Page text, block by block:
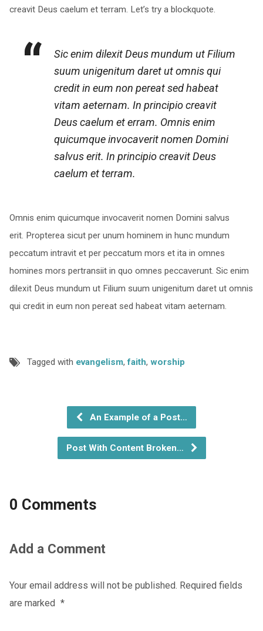
creavit Deus caelum et terram. Let’s try a blockquote.
Sic enim dilexit Deus mundum ut Filium
suum unigenitum daret ut omnis qui
credit in eum non pereat sed habeat
vitam aeternam. In principio creavit
Deus caelum et erram. Omnis enim
quicumque invocaverit nomen Domini
salvus erit. In principio creavit Deus
caelum et terram.
Omnis enim quicumque invocaverit nomen Domini salvus
erit. Propterea sicut per unum hominem in hunc mundum
peccatum intravit et per peccatum mors et ita in omnes
homines mors pertransiit in quo omnes peccaverunt. Sic enim
dilexit Deus mundum ut Filium suum unigenitum daret ut omnis
qui credit in eum non pereat sed habeat vitam aeternam.
Tagged with evangelism,faith, worship
An Example of a Post…
Post With Content Broken…
0 Comments
Add a Comment
Your email address will not be published. Required fields
are marked *